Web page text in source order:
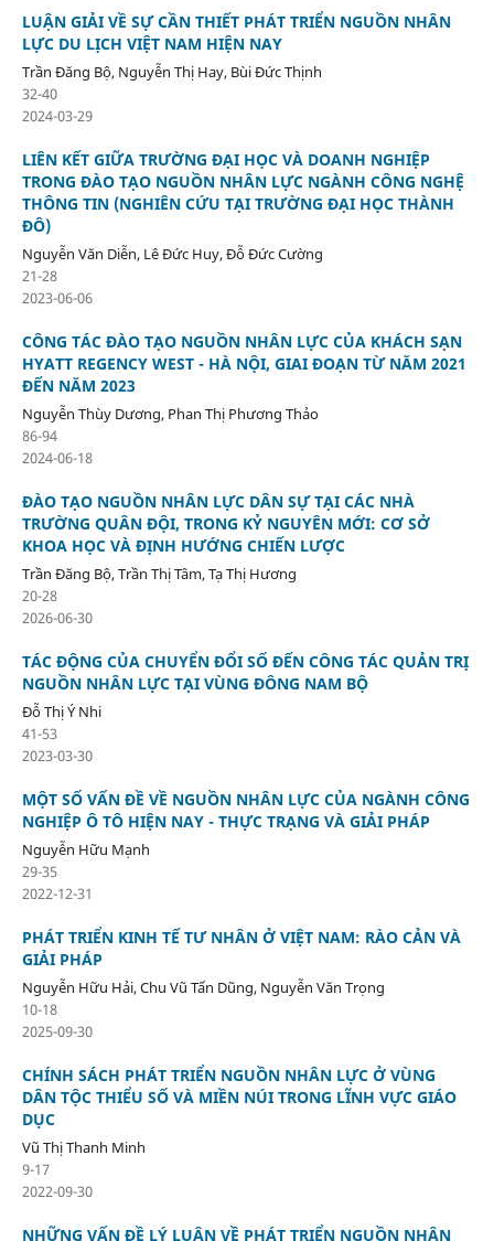
LUẬN GIẢI VỀ SỰ CẦN THIẾT PHÁT TRIỂN NGUỒN NHÂN
LỰC DU LỊCH VIỆT NAM HIỆN NAY
Trần Đăng Bộ, Nguyễn Thị Hay, Bùi Đức Thịnh
32-40
2024-03-29
LIÊN KẾT GIỮA TRƯỜNG ĐẠI HỌC VÀ DOANH NGHIỆP
TRONG ĐÀO TẠO NGUỒN NHÂN LỰC NGÀNH CÔNG NGHỆ
THÔNG TIN (NGHIÊN CỨU TẠI TRƯỜNG ĐẠI HỌC THÀNH
ĐÔ)
Nguyễn Văn Diễn, Lê Đức Huy, Đỗ Đức Cường
21-28
2023-06-06
CÔNG TÁC ĐÀO TẠO NGUỒN NHÂN LỰC CỦA KHÁCH SẠN
HYATT REGENCY WEST - HÀ NỘI, GIAI ĐOẠN TỪ NĂM 2021
ĐẾN NĂM 2023
Nguyễn Thùy Dương, Phan Thị Phương Thảo
86-94
2024-06-18
ĐÀO TẠO NGUỒN NHÂN LỰC DÂN SỰ TẠI CÁC NHÀ
TRƯỜNG QUÂN ĐỘI, TRONG KỶ NGUYÊN MỚI: CƠ SỞ
KHOA HỌC VÀ ĐỊNH HƯỚNG CHIẾN LƯỢC
Trần Đăng Bộ, Trần Thị Tâm, Tạ Thị Hương
20-28
2026-06-30
TÁC ĐỘNG CỦA CHUYỂN ĐỔI SỐ ĐẾN CÔNG TÁC QUẢN TRỊ
NGUỒN NHÂN LỰC TẠI VÙNG ĐÔNG NAM BỘ
Đỗ Thị Ý Nhi
41-53
2023-03-30
MỘT SỐ VẤN ĐỀ VỀ NGUỒN NHÂN LỰC CỦA NGÀNH CÔNG
NGHIỆP Ô TÔ HIỆN NAY - THỰC TRẠNG VÀ GIẢI PHÁP
Nguyễn Hữu Mạnh
29-35
2022-12-31
PHÁT TRIỂN KINH TẾ TƯ NHÂN Ở VIỆT NAM: RÀO CẢN VÀ
GIẢI PHÁP
Nguyễn Hữu Hải, Chu Vũ Tấn Dũng, Nguyễn Văn Trọng
10-18
2025-09-30
CHÍNH SÁCH PHÁT TRIỂN NGUỒN NHÂN LỰC Ở VÙNG
DÂN TỘC THIỂU SỐ VÀ MIỀN NÚI TRONG LĨNH VỰC GIÁO
DỤC
Vũ Thị Thanh Minh
9-17
2022-09-30
NHỮNG VẤN ĐỀ LÝ LUẬN VỀ PHÁT TRIỂN NGUỒN NHÂN